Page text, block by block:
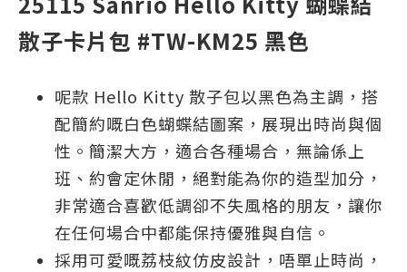
散子卡片包 #TW-KM25 黑色
呢款 Hello Kitty 散子包以黑色為主調，搭
配簡約嘅白色蝴蝶結圖案，展現出時尚與個
性。簡潔大方，適合各種場合，無論係上
班、約會定休閒，絕對能為你的造型加分，
非常適合喜歡低調卻不失風格的朋友，讓你
在任何場合中都能保持優雅與自信。
採用可愛嘅荔枝紋仿皮設計，唔單止時尚，